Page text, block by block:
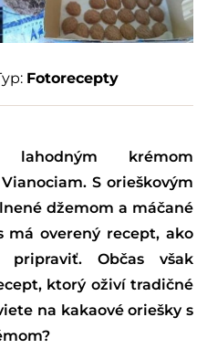
Fotorecepty
krémom
S orieškovým
džemom a máčané
má overený recept, ako
Občas však
ktorý oživí tradičné
na kakaové oriešky s